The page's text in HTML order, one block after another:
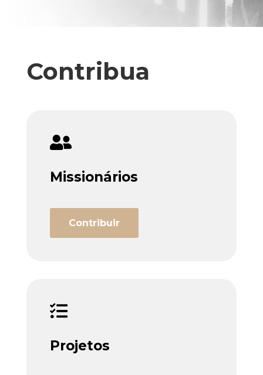
Contribua

Missionários
Contribuir

Projetos